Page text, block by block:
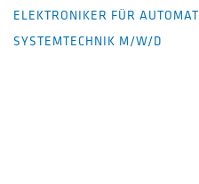
ELEKTRONIKER FÜR
SYSTEMTECHNIK M/W/D